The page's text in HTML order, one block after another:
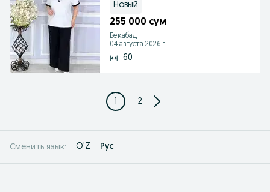
Новый
255 000 сум
Бекабад
04 августа 2026 г.
60
1 2
Сменить язык: O'Z Рус